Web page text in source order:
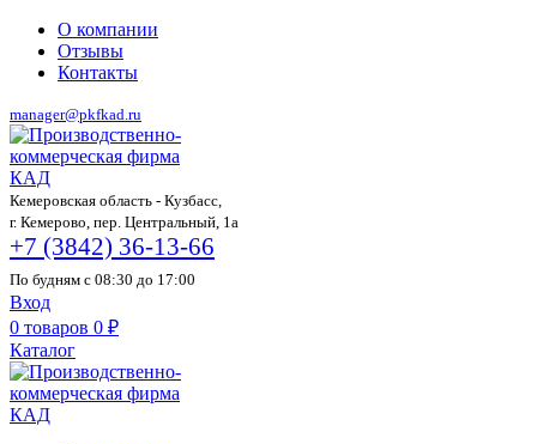
О компании
Отзывы
Контакты
manager@pkfkad.ru
Кемеровская область - Кузбасс,
г. Кемерово, пер. Центральный, 1а
+7 (3842) 36-13-66
По будням с 08:30 до 17:00
Вход
0 товаров 0 ₽
Каталог